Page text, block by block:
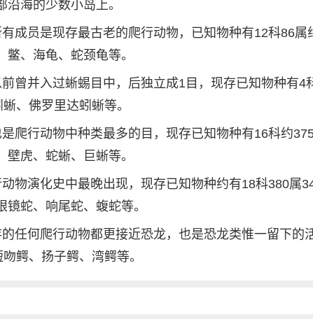
海的少数小岛上。
成员是现存最古老的爬行动物，已知物种有12科86属
、海龟、蛇颈龟等。
曾并入过蜥蜴目中，后独立成1目，现存已知物种有4
、佛罗里达蚓蜥等。
爬行动物中种类最多的目，现存已知物种有16科约
虎、蛇蜥、巨蜥等。
物演化史中最晚出现，现存已知物种约有18科380属
蛇、响尾蛇、蝮蛇等。
任何爬行动物都更接近恐龙，也是恐龙类惟一留下的
鳄、扬子鳄、湾鳄等。